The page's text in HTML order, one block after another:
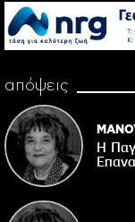
απόψεις
Η